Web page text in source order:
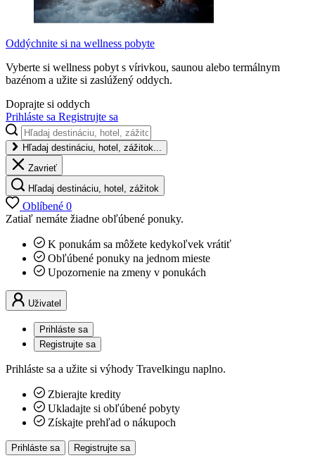
Oddýchnite si na wellness pobyte
Vyberte si wellness pobyt s vírivkou, saunou alebo termálnym
bazénom a užite si zaslúžený oddych.
Doprajte si oddych
Prihláste sa Registrujte sa
Hľadaj destináciu, hotel, zážitok...
Zavrieť
Hľadaj destináciu, hotel, zážitok
Oblíbené 0
Zatiaľ nemáte žiadne obľúbené ponuky.
K ponukám sa môžete kedykoľvek vrátiť
Obľúbené ponuky na jednom mieste
Upozornenie na zmeny v ponukách
Uživatel
Prihláste sa
Registrujte sa
Prihláste sa a užite si výhody Travelkingu naplno.
Zbierajte kredity
Ukladajte si obľúbené pobyty
Získajte prehľad o nákupoch
Prihláste sa Registrujte sa